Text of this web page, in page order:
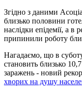
Згідно з даними
близько половини
наслідки епідемії, а в
припинили роботу
Нагадаємо, що в
становить близько
заражень - новий
хворих на душу